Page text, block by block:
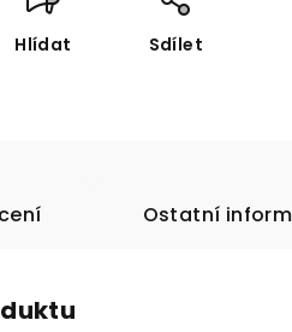
Hlídat Sdílet
Ostatní